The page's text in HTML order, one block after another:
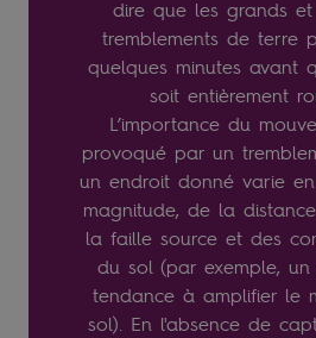
dire que les grands
tremblements de terre
quelques minutes avant
soit entièrement
L’importance du
provoqué par un
un endroit donné varie
magnitude, de la
la faille source et des
du sol (par exemple,
tendance à amplifier le
sol). En l'absence de